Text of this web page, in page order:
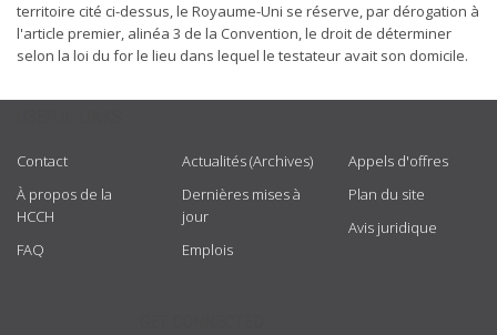
territoire cité ci-dessus, le Royaume-Uni se réserve, par dérogation à
l'article premier, alinéa 3 de la Convention, le droit de déterminer
selon la loi du for le lieu dans lequel le testateur avait son domicile.
Contact
À propos de la
HCCH
FAQ
Actualités (Archives)
Dernières mises à
jour
Emplois
Appels d'offres
Plan du site
Avis juridique